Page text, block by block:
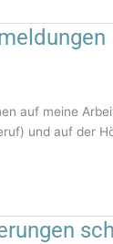
auf meine
und auf der